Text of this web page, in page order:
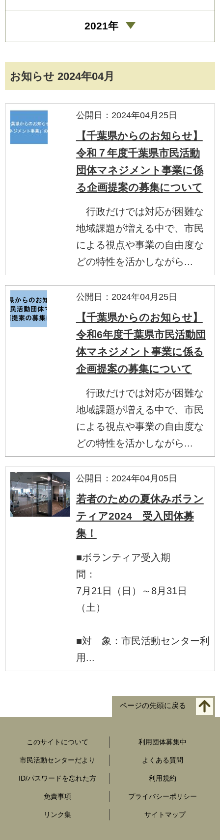
お知らせ 2024年04月
公開日：2024年04月25日
【千葉県からのお知らせ】
令和７年度千葉県市民活動
団体マネジメント事業に係
る企画提案の募集について
行政だけでは対応が困難な
地域課題が増える中で、市民
による視点や事業の自由度な
どの特性を活かしながら...
公開日：2024年04月25日
【千葉県からのお知らせ】
令和6年度千葉県市民活動団
体マネジメント事業に係る
企画提案の募集について
行政だけでは対応が困難な
地域課題が増える中で、市民
による視点や事業の自由度な
どの特性を活かしながら...
公開日：2024年04月05日
若者のための夏休みボラン
ティア2024 受入団体募
集！
■ボランティア受入期
間：
7月21日（日）～8月31日
（土）
■対 象：市民活動センター利
用...
2021年
ページの先頭に戻る
このサイトについて 利用団体募集中
市民活動センターだより よくある質問
ID/パスワードを忘れた方 利用規約
免責事項 プライバシーポリシー
リンク集 サイトマップ